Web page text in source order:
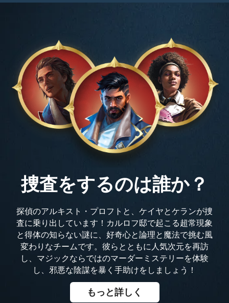
捜査をするのは誰か？
探偵のアルキスト・プロフトと、ケイヤとケランが捜
査に乗り出しています！カルロフ邸で起こる超常現象
と得体の知らない謎に、好奇心と論理と魔法で挑む風
変わりなチームです。彼らとともに人気次元を再訪
し、マジックならではのマーダーミステリーを体験
し、邪悪な陰謀を暴く手助けをしましょう！
もっと詳しく